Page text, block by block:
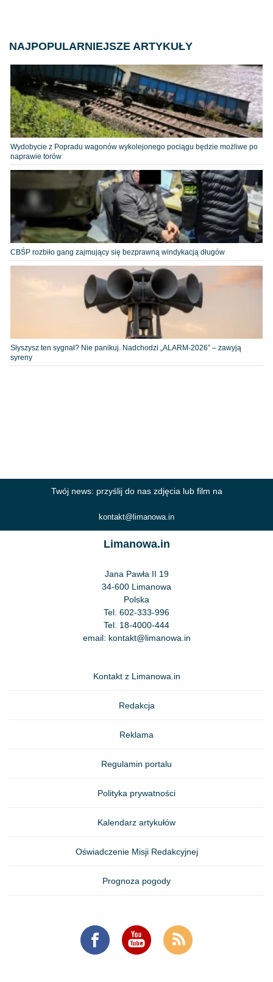
NAJPOPULARNIEJSZE ARTYKUŁY
Wydobycie z Popradu wagonów wykolejonego pociągu będzie możliwe po
naprawie torów
CBŚP rozbiło gang zajmujący się bezprawną windykacją długów
Słyszysz ten sygnał? Nie panikuj. Nadchodzi „ALARM-2026” – zawyją
syreny
Twój news: przyślij do nas zdjęcia lub film na
kontakt@limanowa.in
Limanowa.in
Jana Pawła II 19
34-600 Limanowa
Polska
Tel. 602-333-996
Tel. 18-4000-444
email: kontakt@limanowa.in
Kontakt z Limanowa.in
Redakcja
Reklama
Regulamin portalu
Polityka prywatności
Kalendarz artykułów
Oświadczenie Misji Redakcyjnej
Prognoza pogody